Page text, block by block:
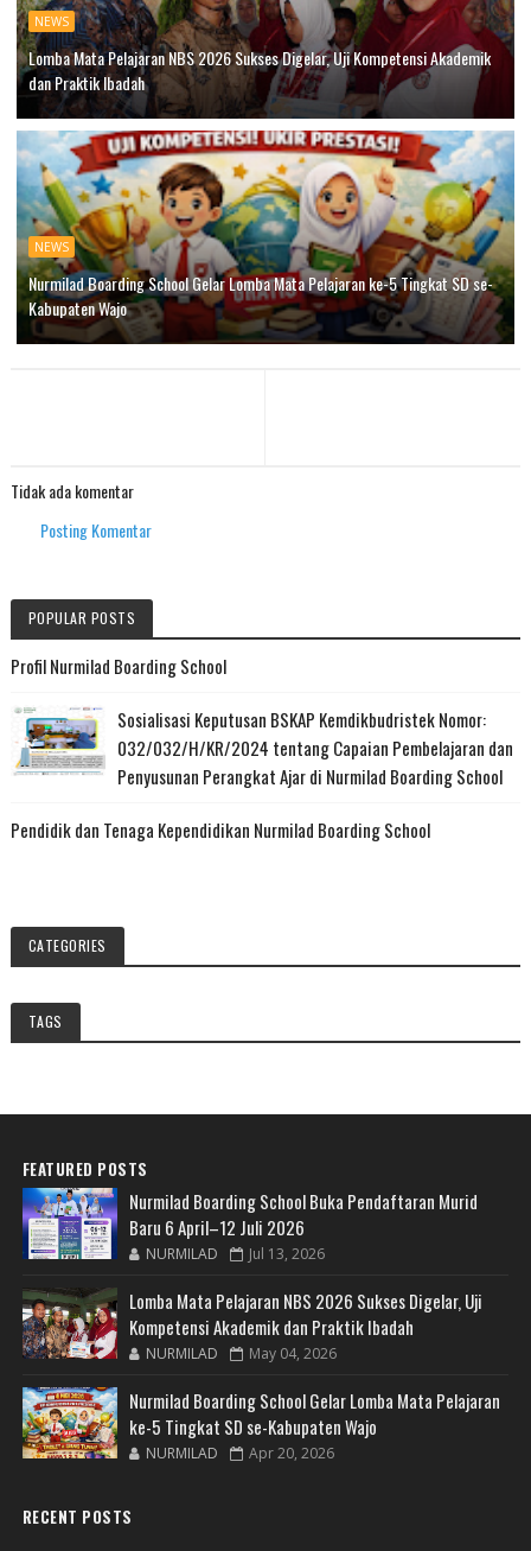
NEWS
Lomba Mata Pelajaran NBS 2026 Sukses Digelar, Uji Kompetensi Akademik
dan Praktik Ibadah
NEWS
Nurmilad Boarding School Gelar Lomba Mata Pelajaran ke-5 Tingkat SD se-
Kabupaten Wajo
Tidak ada komentar
Posting Komentar
POPULAR POSTS
Profil Nurmilad Boarding School
Sosialisasi Keputusan BSKAP Kemdikbudristek Nomor:
032/032/H/KR/2024 tentang Capaian Pembelajaran dan
Penyusunan Perangkat Ajar di Nurmilad Boarding School
Pendidik dan Tenaga Kependidikan Nurmilad Boarding School
CATEGORIES
TAGS
FEATURED POSTS
Nurmilad Boarding School Buka Pendaftaran Murid
Baru 6 April–12 Juli 2026
NURMILAD Jul 13, 2026
Lomba Mata Pelajaran NBS 2026 Sukses Digelar, Uji
Kompetensi Akademik dan Praktik Ibadah
NURMILAD May 04, 2026
Nurmilad Boarding School Gelar Lomba Mata Pelajaran
ke-5 Tingkat SD se-Kabupaten Wajo
NURMILAD Apr 20, 2026
RECENT POSTS